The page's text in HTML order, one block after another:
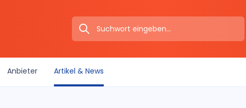
Anbieter Artikel & News